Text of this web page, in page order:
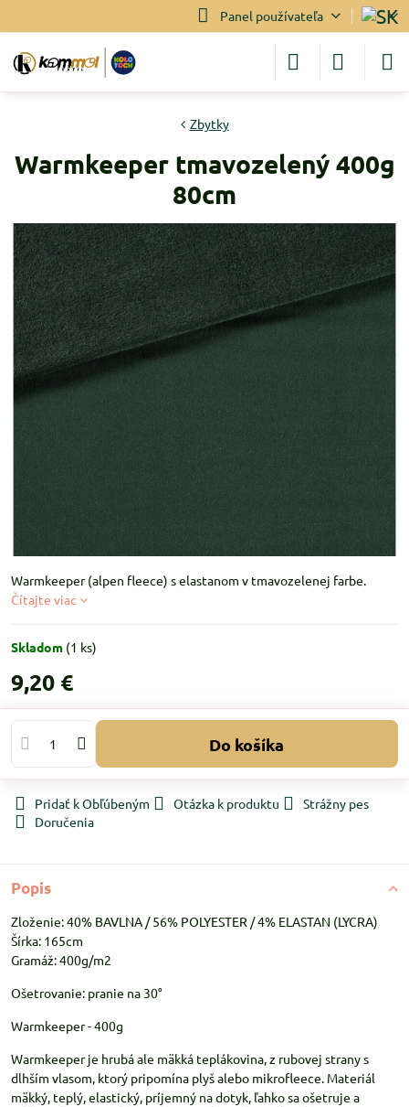
Panel používateľa
Zbytky
Warmkeeper tmavozelený 400g
80cm
Warmkeeper (alpen fleece) s elastanom v tmavozelenej farbe.
Čítajte viac
Skladom (1 ks)
9,20 €
Do košíka
Pridať k Obľúbeným Otázka k produktu
Strážny pes
Doručenia
Popis
Zloženie: 40% BAVLNA / 56% POLYESTER / 4% ELASTAN (LYCRA)
Šírka: 165cm
Gramáž: 400g/m2
Ošetrovanie: pranie na 30°
Warmkeeper - 400g
Warmkeeper je hrubá ale mäkká teplákovina, z rubovej strany s
dlhším vlasom, ktorý pripomína plyš alebo mikrofleece. Materiál
mäkký, teplý, elastický, príjemný na dotyk, ľahko sa ošetruje a